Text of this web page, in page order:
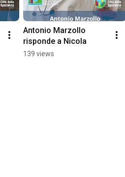
Antonio Marzollo
risponde a Nicola
139 views